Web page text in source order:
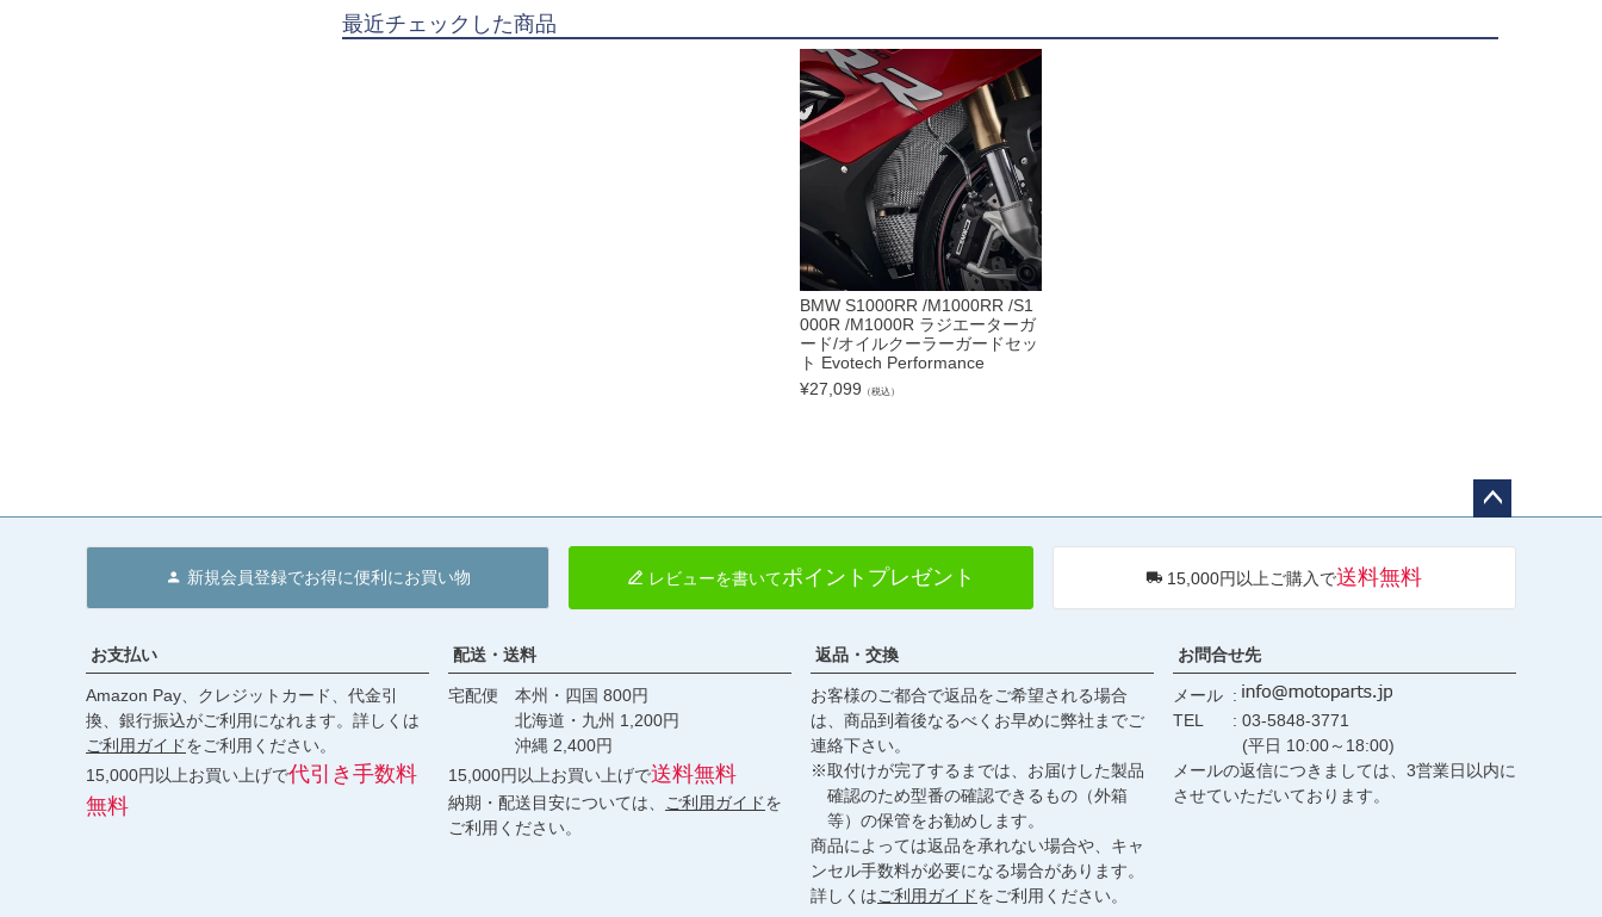
最近チェックした商品
BMW S1000RR /M1000RR /S1
000R /M1000R ラジエーターガ
ード/オイルクーラーガードセッ
ト Evotech Performance
¥27,099 （税込）
へ
新規会員登録でお得に便利にお買い物 レビューを書いてポイントプレゼント 15,000円以上ご購入で送料無料
お支払い
Amazon Pay、クレジットカード、代金引
換、銀行振込がご利用になれます。詳しくは
ご利用ガイドをご利用ください。
15,000円以上お買い上げで代引き手数料
無料
配送・送料
宅配便 本州・四国 800円
北海道・九州 1,200円
沖縄 2,400円
15,000円以上お買い上げで送料無料
納期・配送目安については、 ご利用ガイドを
ご利用ください。
返品・交換
お客様のご都合で返品をご希望される場合
は、商品到着後なるべくお早めに弊社までご
連絡下さい。
※取付けが完了するまでは、お届けした製品
確認のため型番の確認できるもの（外箱
等）の保管をお勧めします。
商品によっては返品を承れない場合や、キャ
ンセル手数料が必要になる場合があります。
詳しくはご利用ガイドをご利用ください。
お問合せ先
メール
TEL
03-5848-3771
(平日 10:00～18:00)
メールの返信につきましては、3営業日以内に
させていただいております。